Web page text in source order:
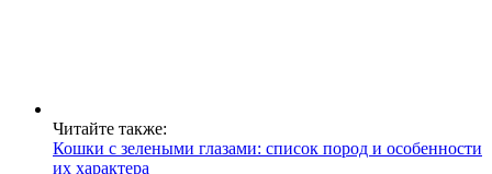
Читайте также:
Кошки с зелеными глазами: список пород и особенности
их характера